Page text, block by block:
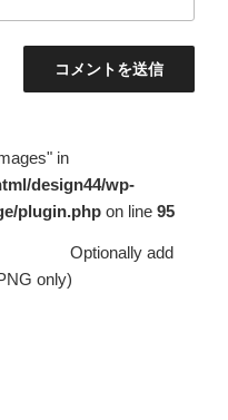
in
design44/wp-
plugin.php on line 95
Optionally add
only)